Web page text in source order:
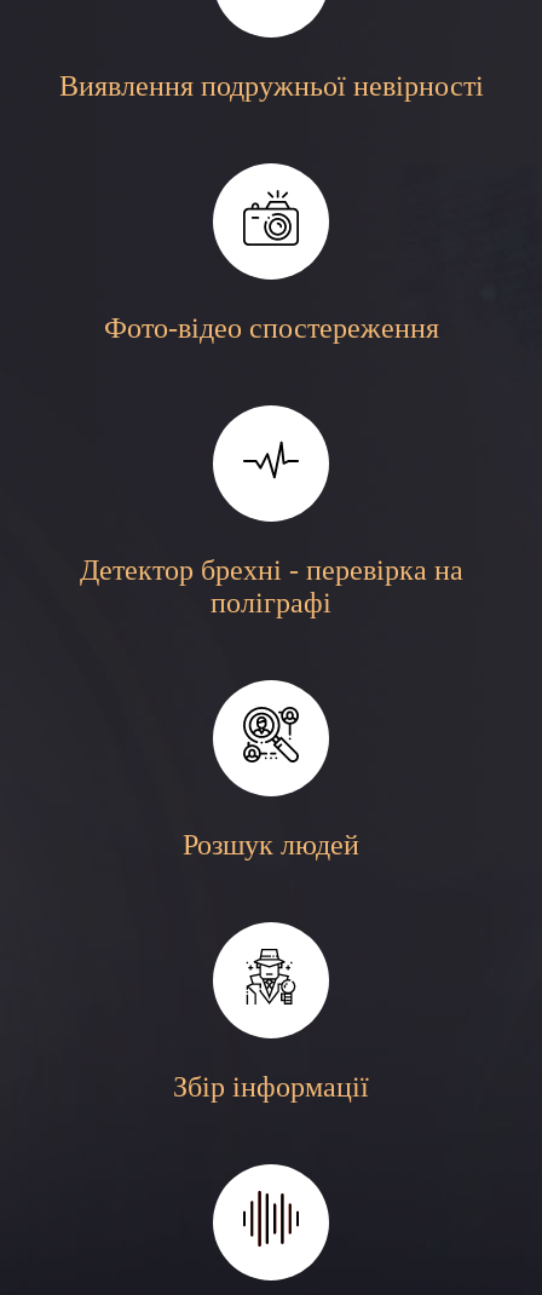
Виявлення подружньої невірності
Фото-відео спостереження
Детектор брехні - перевірка на
поліграфі
Розшук людей
Збір інформації